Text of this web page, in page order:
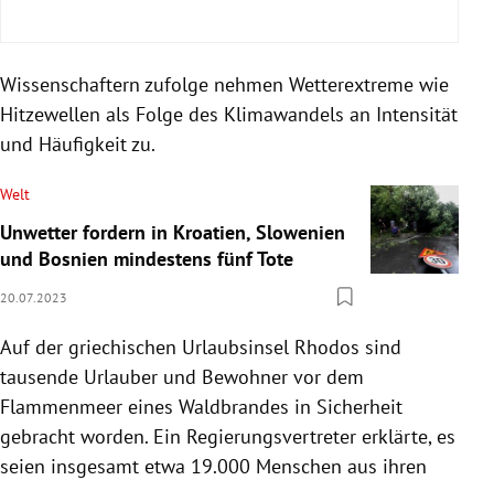
Wissenschaftern zufolge nehmen Wetterextreme wie
Hitzewellen als Folge des Klimawandels an Intensität
und Häufigkeit zu.
Welt
Unwetter fordern in Kroatien, Slowenien
und Bosnien mindestens fünf Tote
20.07.2023
Auf der griechischen Urlaubsinsel Rhodos sind
tausende Urlauber und Bewohner vor dem
Flammenmeer eines Waldbrandes in Sicherheit
gebracht worden. Ein Regierungsvertreter erklärte, es
seien insgesamt etwa 19.000 Menschen aus ihren